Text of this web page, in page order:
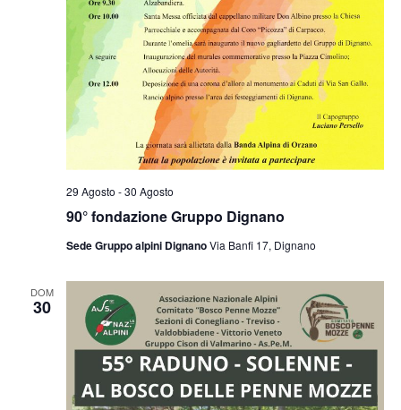
90° fondazione Gruppo Dignano
29 Agosto -30 Agosto
Sede Gruppo alpini DignanoVia Banfi 17, Dignano
DOM
30